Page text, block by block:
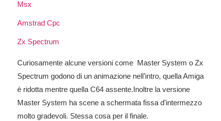
Curiosamente alcune versioni come Master System o Zx
Spectrum godono di un animazione nell’intro, quella Amiga
è ridotta mentre quella C64 assente.Inoltre la versione
Master System ha scene a schermata fissa d’intermezzo
molto gradevoli. Stessa cosa per il finale.